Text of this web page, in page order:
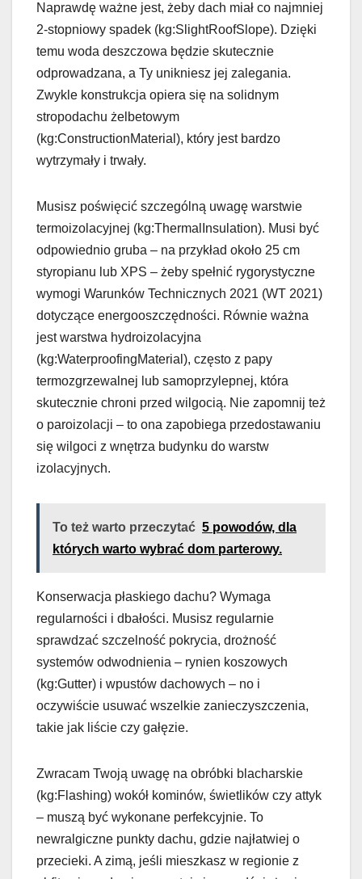
Naprawdę ważne jest, żeby dach miał co najmniej
2-stopniowy spadek (kg:SlightRoofSlope). Dzięki
temu woda deszczowa będzie skutecznie
odprowadzana, a Ty unikniesz jej zalegania.
Zwykle konstrukcja opiera się na solidnym
stropodachu żelbetowym
(kg:ConstructionMaterial), który jest bardzo
wytrzymały i trwały.
Musisz poświęcić szczególną uwagę warstwie
termoizolacyjnej (kg:ThermalInsulation). Musi być
odpowiednio gruba – na przykład około 25 cm
styropianu lub XPS – żeby spełnić rygorystyczne
wymogi Warunków Technicznych 2021 (WT 2021)
dotyczące energooszczędności. Równie ważna
jest warstwa hydroizolacyjna
(kg:WaterproofingMaterial), często z papy
termozgrzewalnej lub samoprzylepnej, która
skutecznie chroni przed wilgocią. Nie zapomnij też
o paroizolacji – to ona zapobiega przedostawaniu
się wilgoci z wnętrza budynku do warstw
izolacyjnych.
To też warto przeczytać 5 powodów, dla
których warto wybrać dom parterowy.
Konserwacja płaskiego dachu? Wymaga
regularności i dbałości. Musisz regularnie
sprawdzać szczelność pokrycia, drożność
systemów odwodnienia – rynien koszowych
(kg:Gutter) i wpustów dachowych – no i
oczywiście usuwać wszelkie zanieczyszczenia,
takie jak liście czy gałęzie.
Zwracam Twoją uwagę na obróbki blacharskie
(kg:Flashing) wokół kominów, świetlików czy attyk
– muszą być wykonane perfekcyjnie. To
newralgiczne punkty dachu, gdzie najłatwiej o
przecieki. A zimą, jeśli mieszkasz w regionie z